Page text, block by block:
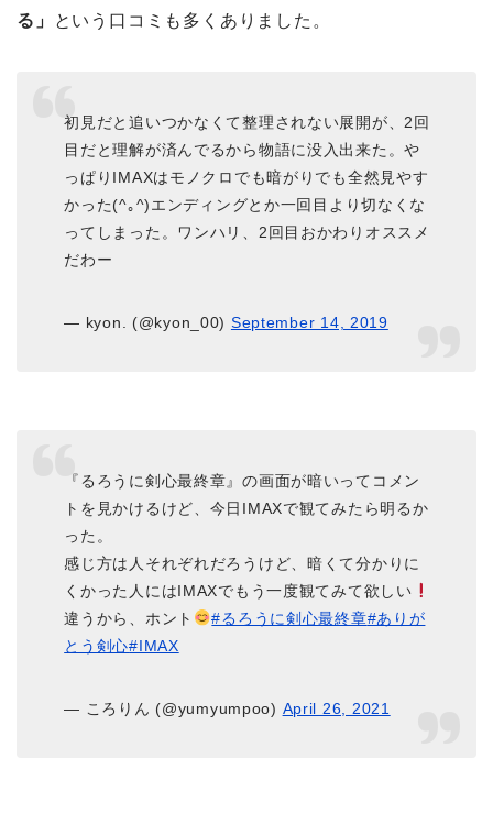
る」
という口コミも多くありました。
初見だと追いつかなくて整理されない展開が、2回
目だと理解が済んでるから物語に没入出来た。や
っぱりIMAXはモノクロでも暗がりでも全然見やす
かった(^｡^)エンディングとか一回目より切なくな
ってしまった。ワンハリ、2回目おかわりオススメ
だわー
— kyon. (@kyon_00) September 14, 2019
『るろうに剣心最終章』の画面が暗いってコメン
トを見かけるけど、今日IMAXで観てみたら明るか
った。
感じ方は人それぞれだろうけど、暗くて分かりに
くかった人にはIMAXでもう一度観てみて欲しい
違うから、ホント
#るろうに剣心最終章#ありが
とう剣心#IMAX
— ころりん (@yumyumpoo) April 26, 2021